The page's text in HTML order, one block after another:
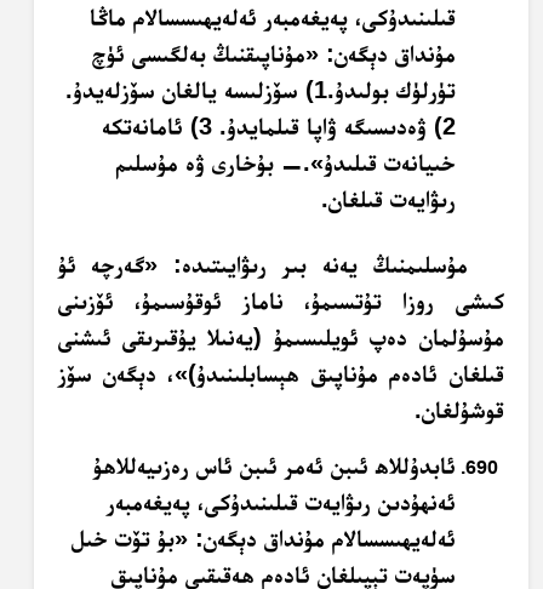
قىلىنىدۇكى، پەيغەمبەر ئەلەيھىسسالام ماڭا
مۇنداق دېگەن: «مۇناپىقنىڭ بەلگىسى ئۈچ
تۈرلۈك بولىدۇ.1) سۆزلىسە يالغان سۆزلەيدۇ.
2) ۋەدىسىگە ۋاپا قىلمايدۇ. 3) ئامانەتكە
خىيانەت قىلىدۇ».— بۇخارى ۋە مۇسلىم
رىۋايەت قىلغان.
مۇسلىمنىڭ يەنە بىر رىۋايىتىدە: «گەرچە ئۇ
كىشى روزا تۇتسىمۇ، ناماز ئوقۇسىمۇ، ئۆزىنى
مۇسۇلمان دەپ ئويلىسىمۇ (يەنىلا يۇقىرىقى ئىشنى
قىلغان ئادەم مۇناپىق ھېسابلىنىدۇ)»، دېگەن سۆز
قوشۇلغان.
ئابدۇللاھ ئىبن ئەمر ئىبن ئاس رەزىيەللاھۇ
ئەنھۇدىن رىۋايەت قىلىنىدۇكى، پەيغەمبەر
ئەلەيھىسسالام مۇنداق دېگەن: «بۇ تۆت خىل
سۈپەت تېپىلغان ئادەم ھەقىقىي مۇناپىق